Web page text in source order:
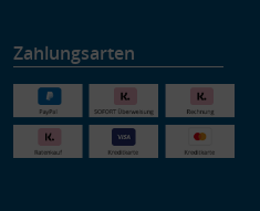
Zahlungsarten